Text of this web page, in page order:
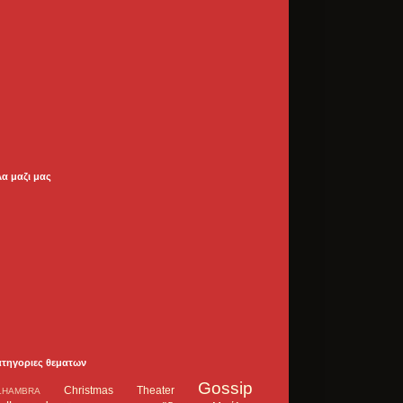
μαζι μας
θεματων
Christmas Theater Gossip